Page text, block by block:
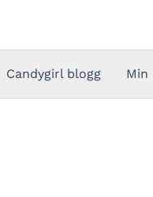
Candygirl blogg Min